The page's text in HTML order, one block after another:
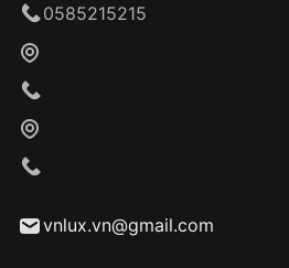
Khách hàng kiểm tra và
Từ khóa SEO:
0585215215
vnlux.vn@gmail.com